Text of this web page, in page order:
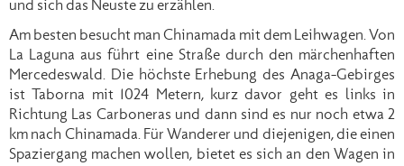
und sich das Neuste zu erzählen.
Am besten besucht man Chinamada mit dem Leihwagen. Von
La Laguna aus führt eine Straße durch den märchenhaften
Mercedeswald. Die höchste Erhebung des Anaga-Gebirges
ist Taborna mit 1024 Metern, kurz davor geht es links in
Richtung Las Carboneras und dann sind es nur noch etwa 2
km nach Chinamada. Für Wanderer und diejenigen, die einen
Spaziergang machen wollen, bietet es sich an den Wagen in